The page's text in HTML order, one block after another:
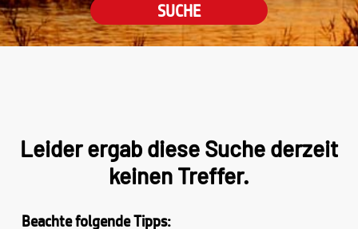
SUCHE
Leider ergab diese Suche derzeit
keinen Treffer.
Beachte folgende Tipps: